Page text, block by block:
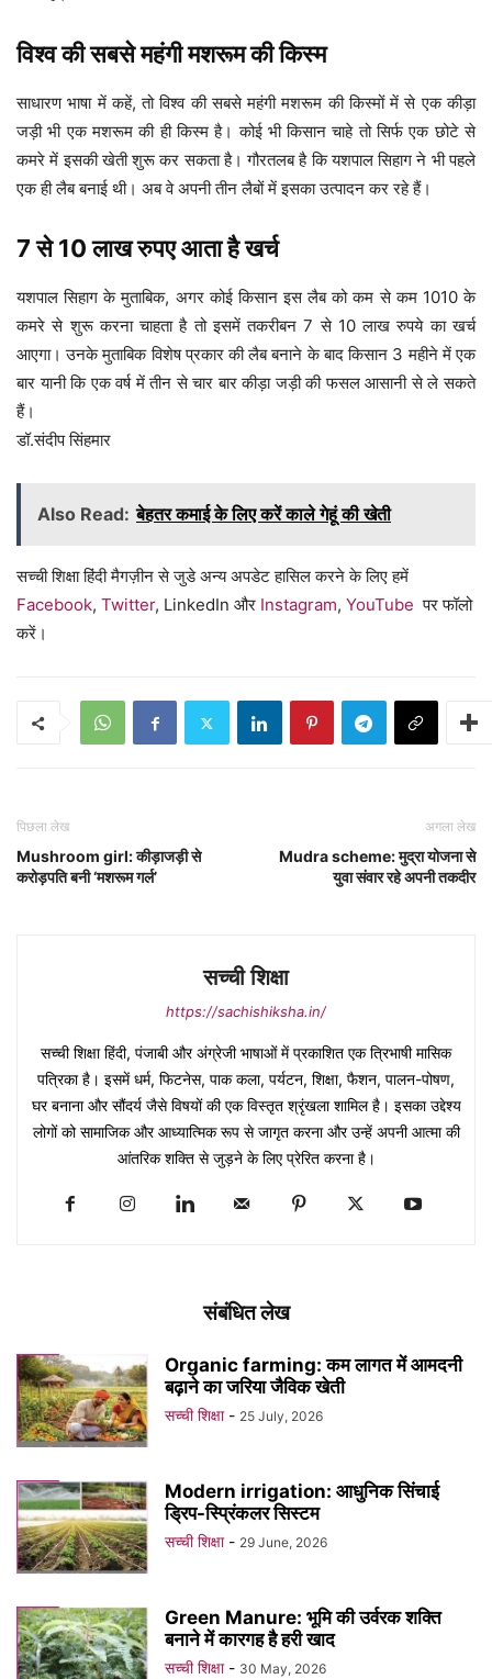
विश्व की सबसे महंगी मशरूम की किस्म
साधारण भाषा में कहें, तो विश्व की सबसे महंगी मशरूम की किस्मों में से एक कीड़ा
जड़ी भी एक मशरूम की ही किस्म है। कोई भी किसान चाहे तो सिर्फ एक छोटे से
कमरे में इसकी खेती शुरू कर सकता है। गौरतलब है कि यशपाल सिहाग ने भी पहले
एक ही लैब बनाई थी। अब वे अपनी तीन लैबों में इसका उत्पादन कर रहे हैं।
7 से 10 लाख रुपए आता है खर्च
यशपाल सिहाग के मुताबिक, अगर कोई किसान इस लैब को कम से कम 1010 के
कमरे से शुरू करना चाहता है तो इसमें तकरीबन 7 से 10 लाख रुपये का खर्च
आएगा। उनके मुताबिक विशेष प्रकार की लैब बनाने के बाद किसान 3 महीने में एक
बार यानी कि एक वर्ष में तीन से चार बार कीड़ा जड़ी की फसल आसानी से ले सकते
हैं।
डॉ.संदीप सिंहमार
Also Read: बेहतर कमाई के लिए करें काले गेहूं की खेती
सच्ची शिक्षा हिंदी मैगज़ीन से जुडे अन्य अपडेट हासिल करने के लिए हमें
Facebook, Twitter, LinkedIn और Instagram, YouTube पर फॉलो
करें।
पिछला लेख
Mushroom girl: कीड़ाजड़ी से
करोड़पति बनी ‘मशरूम गर्ल’
अगला लेख
Mudra scheme: मुद्रा योजना से
युवा संवार रहे अपनी तकदीर
सच्ची शिक्षा
https://sachishiksha.in/
सच्ची शिक्षा हिंदी, पंजाबी और अंग्रेजी भाषाओं में प्रकाशित एक त्रिभाषी मासिक
पत्रिका है। इसमें धर्म, फिटनेस, पाक कला, पर्यटन, शिक्षा, फैशन, पालन-पोषण,
घर बनाना और सौंदर्य जैसे विषयों की एक विस्तृत श्रृंखला शामिल है। इसका उद्देश्य
लोगों को सामाजिक और आध्यात्मिक रूप से जागृत करना और उन्हें अपनी आत्मा की
आंतरिक शक्ति से जुड़ने के लिए प्रेरित करना है।
संबंधित लेख
Organic farming: कम लागत में आमदनी
बढ़ाने का जरिया जैविक खेती
सच्ची शिक्षा - 25 July, 2026
Modern irrigation: आधुनिक सिंचाई
ड्रिप-स्प्रिंकलर सिस्टम
सच्ची शिक्षा - 29 June, 2026
Green Manure: भूमि की उर्वरक शक्ति
बनाने में कारगह है हरी खाद
सच्ची शिक्षा - 30 May, 2026